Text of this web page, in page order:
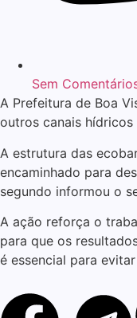
Sem
A Prefeitura de Boa
outros canais
A estrutura das
encaminhado para
segundo informou o
A ação reforça o
para que os
é essencial para